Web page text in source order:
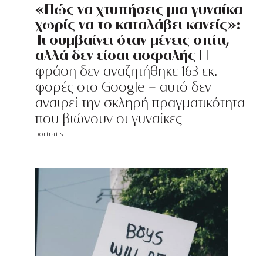
«Πώς να χτυπήσεις μια γυναίκα
χωρίς να το καταλάβει κανείς»:
Τι συμβαίνει όταν μένεις σπίτι,
αλλά δεν είσαι ασφαλής Η
φράση δεν αναζητήθηκε 163 εκ.
φορές στo Google - αυτό δεν
αναιρεί την σκληρή πραγματικότητα
που βιώνουν οι γυναίκες
portraits